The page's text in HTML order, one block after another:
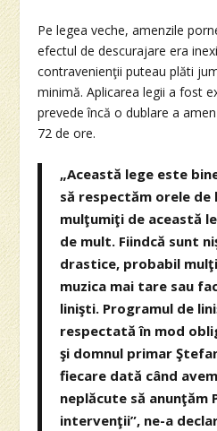
Pe legea veche, amenzile
efectul de descurajare era
contravenienţii puteau plăti
minimă. Aplicarea legii a fost
prevede încă o dublare a
72 de ore.
„Această lege este
să respectăm orele de
mulţumiţi de această
de mult. Fiindcă sunt
drastice, probabil
muzica mai tare sau
linişti. Programul de
respectată în mod
şi domnul primar
fiecare dată când
neplăcute să anunţăm
intervenţii”, ne-a